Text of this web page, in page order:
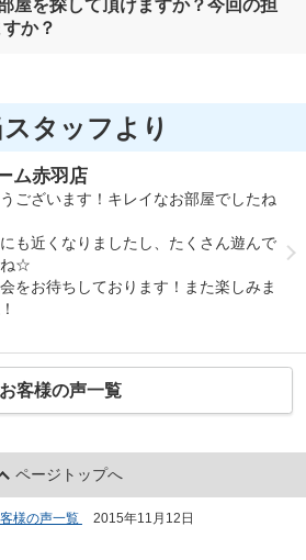
屋を探して頂けますか？今回の担
か？
タッフより
ム赤羽店
ございます！キレイなお部屋でしたね
も近くなりましたし、たくさん遊んで
ね☆
をお待ちしております！また楽しみま
お客様の声一覧
ページトップへ
様の声一覧 2015年11月12日